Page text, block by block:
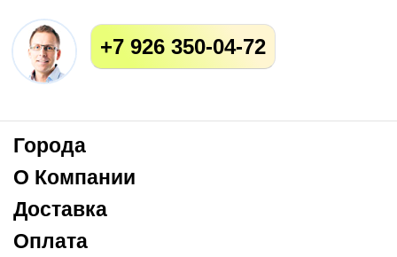
+7 926 350-04-72
Города
О Компании
Доставка
Оплата